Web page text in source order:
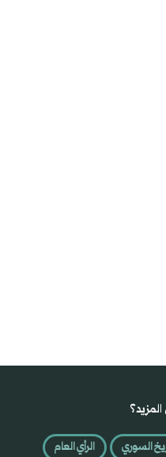
السوري الرأي العام